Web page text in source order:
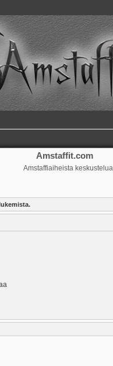
Amstaffit.com
Amstaffiaiheista keskustelua